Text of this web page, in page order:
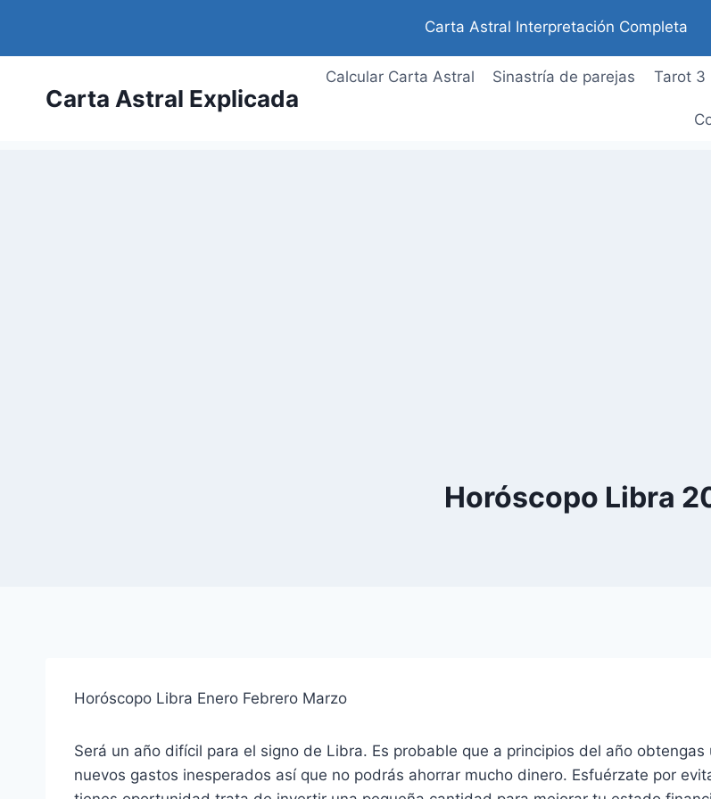
contenido
Carta Astral Interpretación Completa
Carta Astral Explicada
Calcular Carta Astral Sinastría de parejas Tarot 3
Horóscopo Libra
Horóscopo Libra Enero Febrero Marzo
Será un año difícil para el signo de Libra. Es probable que a principios del año
nuevos gastos inesperados así que no podrás ahorrar mucho dinero. Esfuérzate por